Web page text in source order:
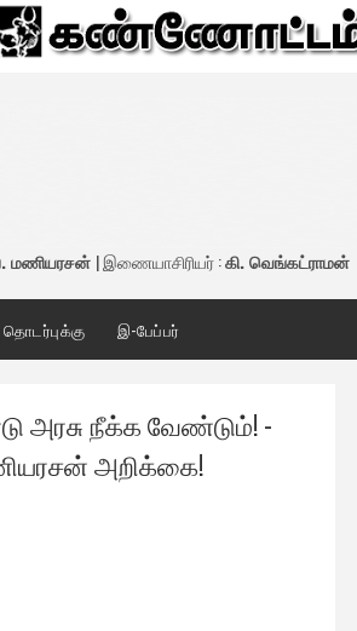
மணியரசன் | இணையாசிரியர் :கி. வெங்கட்ராமன்
தொடர்புக்கு இ-பேப்பர்
அரசு நீக்க வேண்டும்! -
அறிக்கை!